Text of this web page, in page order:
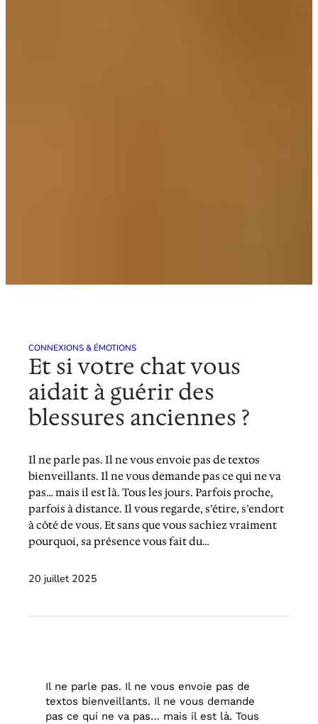
CONNEXIONS & ÉMOTIONS
Et si votre chat vous
aidait à guérir des
blessures anciennes ?
Il ne parle pas. Il ne vous envoie pas de textos
bienveillants. Il ne vous demande pas ce qui ne va
pas… mais il est là. Tous les jours. Parfois proche,
parfois à distance. Il vous regarde, s’étire, s’endort
à côté de vous. Et sans que vous sachiez vraiment
pourquoi, sa présence vous fait du…
20 juillet 2025
Il ne parle pas. Il ne vous envoie pas de
textos bienveillants. Il ne vous demande
pas ce qui ne va pas… mais il est là. Tous